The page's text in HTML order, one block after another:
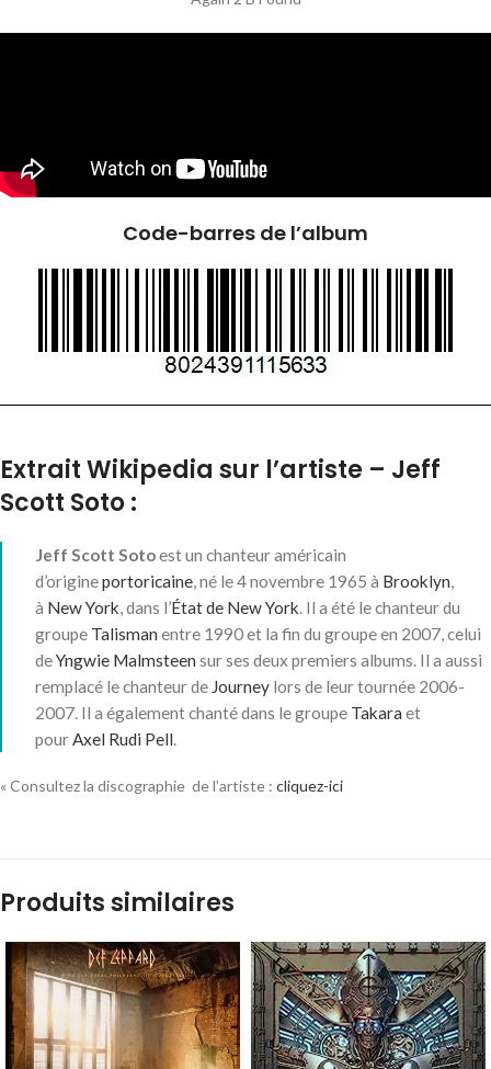
Code-barres de l’album
Extrait Wikipedia sur l’artiste – Jeff
Scott Soto :
Jeff Scott Sotoest un chanteur américain
d’origineportoricaine, né le4 novembre 1965 à Brooklyn,
à New York, dans l’État de New York. Il a été le chanteur du
groupe Talisman entre 1990 et la fin du groupe en 2007, celui
deYngwie Malmsteen sur ses deux premiers albums. Il a aussi
remplacé le chanteur de Journey lors de leur tournée 2006-
2007. Il a également chanté dans le groupe Takara et
pourAxel Rudi Pell.
« Consultez la discographie de l’artiste : cliquez-ici
Produits similaires